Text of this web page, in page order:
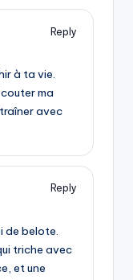
Reply
à ta vie.
ma
avec
Reply
de belote.
triche avec
et une